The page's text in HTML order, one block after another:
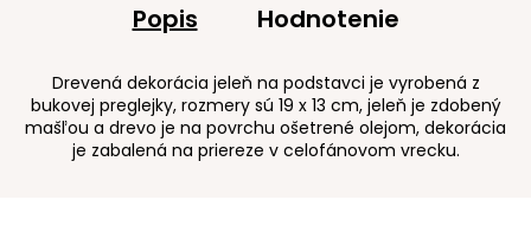
Popis Hodnotenie
Drevená dekorácia jeleň na podstavci je vyrobená z
bukovej preglejky, rozmery sú 19 x 13 cm, jeleň je zdobený
mašľou a drevo je na povrchu ošetrené olejom, dekorácia
je zabalená na priereze v celofánovom vrecku.